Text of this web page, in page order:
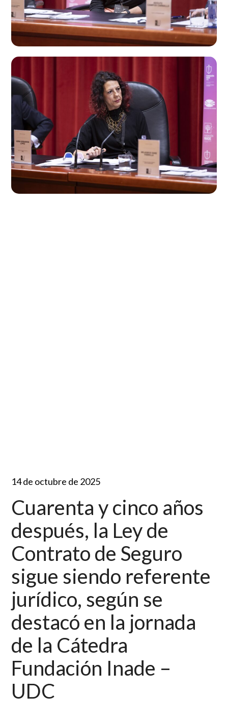
14 de octubre de 2025
Cuarenta y cinco años
después, la Ley de
Contrato de Seguro
sigue siendo referente
jurídico, según se
destacó en la jornada
de la Cátedra
Fundación Inade –
UDC